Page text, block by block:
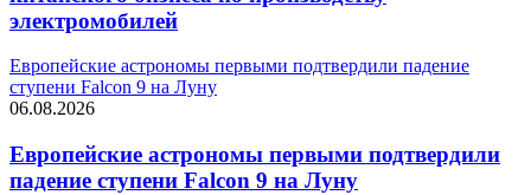
электромобилей
Европейские астрономы первыми подтвердили падение
ступени Falcon 9 на Луну
06.08.2026
Европейские астрономы первыми подтвердили
падение ступени Falcon 9 на Луну